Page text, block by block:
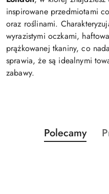
inspirowane przedmiotami
oraz roślinami.
wyrazistymi oczkami,
prążkowanej tkaniny, co
sprawia, że są idealnymi
zabawy.
Pomiń karuzelę
Produkty
o
Polecamy